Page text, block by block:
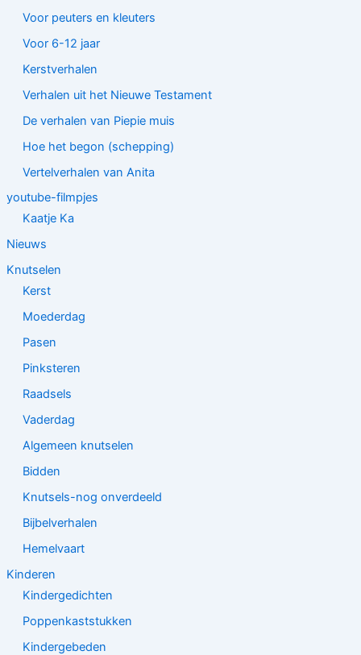
Voor peuters en kleuters
Voor 6-12 jaar
Kerstverhalen
Verhalen uit het Nieuwe Testament
De verhalen van Piepie muis
Hoe het begon (schepping)
Vertelverhalen van Anita
youtube-filmpjes
Kaatje Ka
Nieuws
Knutselen
Kerst
Moederdag
Pasen
Pinksteren
Raadsels
Vaderdag
Algemeen knutselen
Bidden
Knutsels-nog onverdeeld
Bijbelverhalen
Hemelvaart
Kinderen
Kindergedichten
Poppenkaststukken
Kindergebeden